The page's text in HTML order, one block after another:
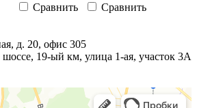
Сравнить
Сравнить
д. 20, офис 305
19-ый км, улица 1-ая, участок 3А